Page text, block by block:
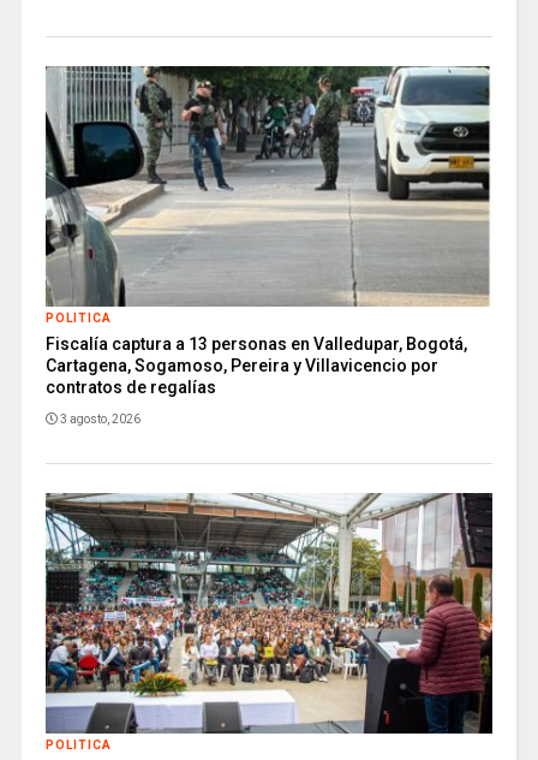
POLITICA
Fiscalía captura a 13 personas en Valledupar, Bogotá,
Cartagena, Sogamoso, Pereira y Villavicencio por
contratos de regalías
3 agosto, 2026
POLITICA